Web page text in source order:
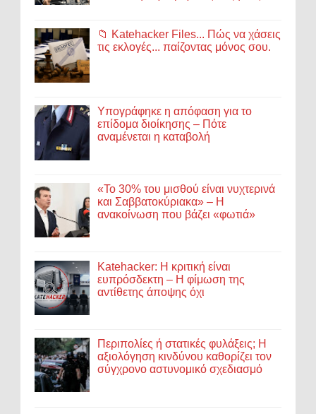
📁 Katehacker Files... Πώς να χάσεις
τις εκλογές... παίζοντας μόνος σου.
Υπογράφηκε η απόφαση για το
επίδομα διοίκησης – Πότε
αναμένεται η καταβολή
«Το 30% του μισθού είναι νυχτερινά
και Σαββατοκύριακα» – Η
ανακοίνωση που βάζει «φωτιά»
Katehacker: Η κριτική είναι
ευπρόσδεκτη – Η φίμωση της
αντίθετης άποψης όχι
Περιπολίες ή στατικές φυλάξεις; Η
αξιολόγηση κινδύνου καθορίζει τον
σύγχρονο αστυνομικό σχεδιασμό